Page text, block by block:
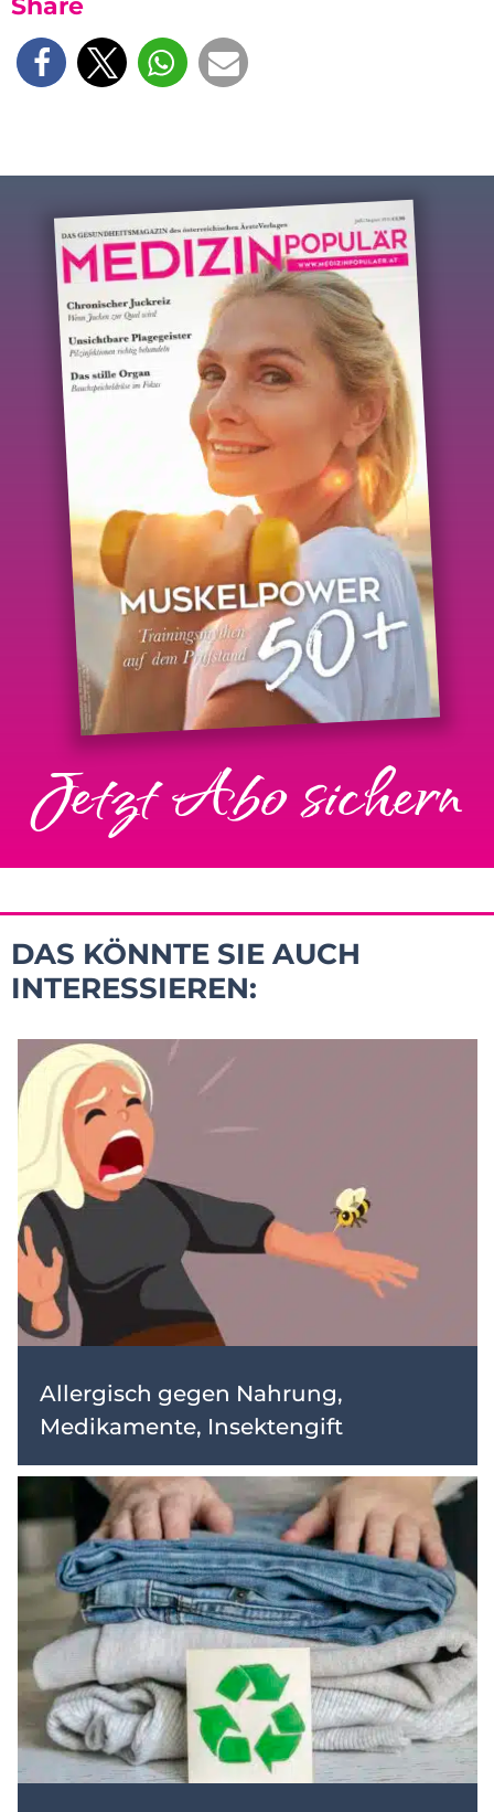
Share
Jetzt Abo sichern
DAS KÖNNTE SIE AUCH
INTERESSIEREN:
Allergisch gegen Nahrung,
Medikamente, Insektengift